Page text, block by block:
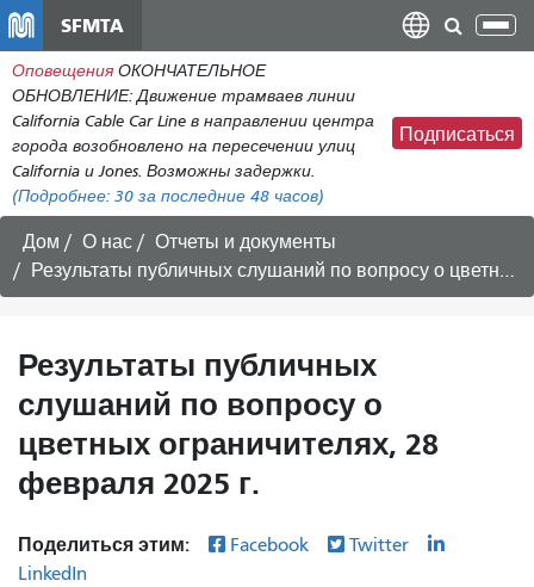
содержанию
SFMTA
Оповещения ОКОНЧАТЕЛЬНОЕ
ОБНОВЛЕНИЕ: Движение трамваев линии
California Cable Car Line в направлении центра
города возобновлено на пересечении улиц
California и Jones. Возможны задержки.
(Подробнее: 30 за последние 48 часов)
Подписаться
Дом О нас
Отчеты и документы
Результаты публичных слушаний по вопросу о цветных ограничителях, 28 февраля 2025 г.
Результаты публичных
слушаний по вопросу о
цветных ограничителях, 28
февраля 2025 г.
Поделиться этим: Facebook
Twitter
LinkedIn